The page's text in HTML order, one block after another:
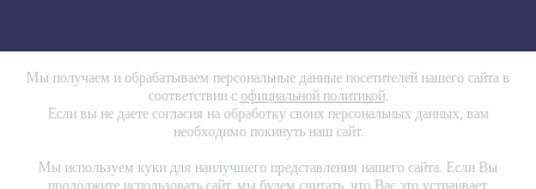
Мы получаем и обрабатываем персональные данные посетителей нашего сайта в
соответствии с официальной политикой.
Если вы не даете согласия на обработку своих персональных данных, вам
необходимо покинуть наш сайт.
Мы используем куки для наилучшего представления нашего сайта. Если Вы
продолжите использовать сайт, мы будем считать, что Вас это устраивает.